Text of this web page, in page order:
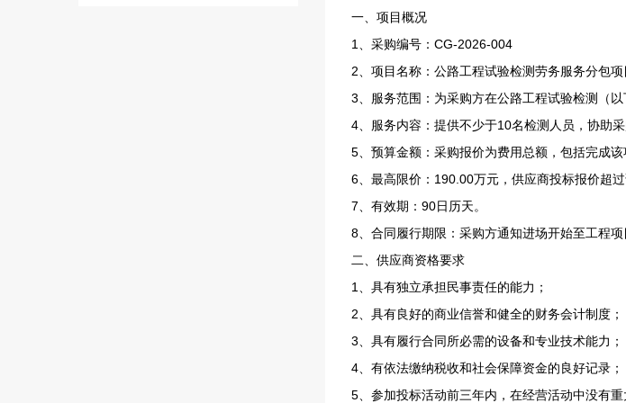
一、项目概况
1、采购编号：CG-2026-004
2、项目名称：公路工程试验检测劳务服务分包项
3、服务范围：为采购方在公路工程试验检测（
4、服务内容：提供不少于10名检测人员，协助
5、预算金额：采购报价为费用总额，包括完成
6、最高限价：190.00万元，供应商投标报价超
7、有效期：90日历天。
8、合同履行期限：采购方通知进场开始至工程
二、供应商资格要求
1、具有独立承担民事责任的能力；
2、具有良好的商业信誉和健全的财务会计制度；
3、具有履行合同所必需的设备和专业技术能力；
4、有依法缴纳税收和社会保障资金的良好记录；
5、参加投标活动前三年内，在经营活动中没有重